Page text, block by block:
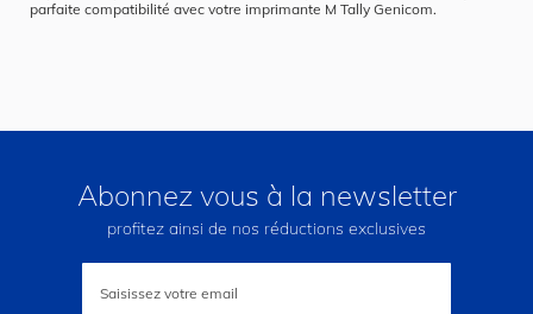
parfaite compatibilité avec votre imprimante M Tally Genicom.
Abonnez vous à la newsletter
profitez ainsi de nos réductions exclusives